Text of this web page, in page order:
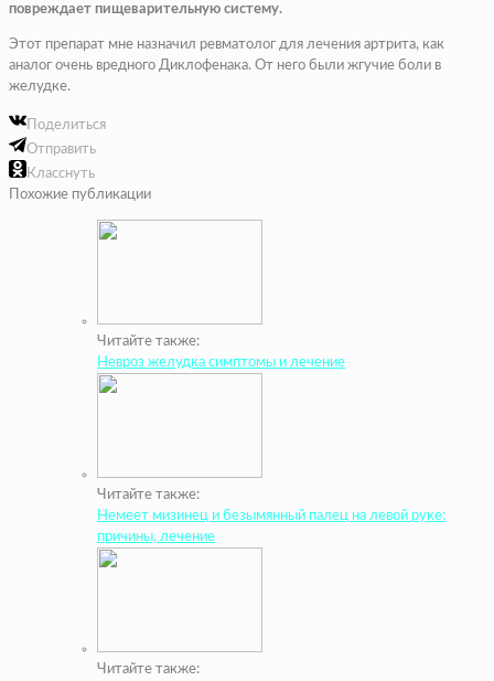
повреждает пищеварительную систему.
Этот препарат мне назначил ревматолог для лечения артрита, как
аналог очень вредного Диклофенака. От него были жгучие боли в
желудке.
Поделиться
Отправить
Класснуть
Похожие публикации
Читайте также:
Невроз желудка симптомы и лечение
Читайте также:
Немеет мизинец и безымянный палец на левой руке:
причины, лечение
Читайте также: